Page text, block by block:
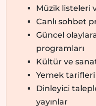
Müzik listeleri
Canlı sohbet
Güncel
programları
Kültür ve
Yemek tarifleri
Dinleyici
yayınlar